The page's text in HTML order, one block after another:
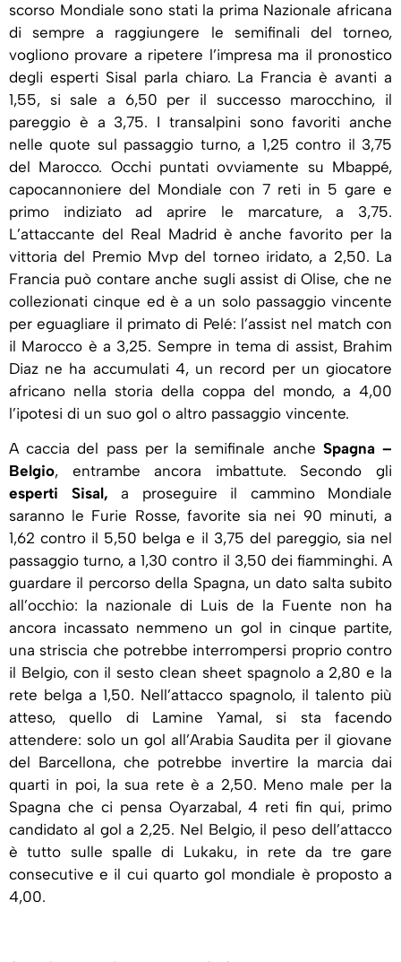
scorso Mondiale sono stati la prima Nazionale africana
di sempre a raggiungere le semifinali del torneo,
vogliono provare a ripetere l’impresa ma il pronostico
degli esperti Sisal parla chiaro. La Francia è avanti a
1,55, si sale a 6,50 per il successo marocchino, il
pareggio è a 3,75. I transalpini sono favoriti anche
nelle quote sul passaggio turno, a 1,25 contro il 3,75
del Marocco. Occhi puntati ovviamente su Mbappé,
capocannoniere del Mondiale con 7 reti in 5 gare e
primo indiziato ad aprire le marcature, a 3,75.
L’attaccante del Real Madrid è anche favorito per la
vittoria del Premio Mvp del torneo iridato, a 2,50. La
Francia può contare anche sugli assist di Olise, che ne
collezionati cinque ed è a un solo passaggio vincente
per eguagliare il primato di Pelé: l’assist nel match con
il Marocco è a 3,25. Sempre in tema di assist, Brahim
Diaz ne ha accumulati 4, un record per un giocatore
africano nella storia della coppa del mondo, a 4,00
l’ipotesi di un suo gol o altro passaggio vincente.
A caccia del pass per la semifinale anche Spagna –
Belgio, entrambe ancora imbattute. Secondo gli
esperti Sisal, a proseguire il cammino Mondiale
saranno le Furie Rosse, favorite sia nei 90 minuti, a
1,62 contro il 5,50 belga e il 3,75 del pareggio, sia nel
passaggio turno, a 1,30 contro il 3,50 dei fiamminghi. A
guardare il percorso della Spagna, un dato salta subito
all’occhio: la nazionale di Luis de la Fuente non ha
ancora incassato nemmeno un gol in cinque partite,
una striscia che potrebbe interrompersi proprio contro
il Belgio, con il sesto clean sheet spagnolo a 2,80 e la
rete belga a 1,50. Nell’attacco spagnolo, il talento più
atteso, quello di Lamine Yamal, si sta facendo
attendere: solo un gol all’Arabia Saudita per il giovane
del Barcellona, che potrebbe invertire la marcia dai
quarti in poi, la sua rete è a 2,50. Meno male per la
Spagna che ci pensa Oyarzabal, 4 reti fin qui, primo
candidato al gol a 2,25. Nel Belgio, il peso dell’attacco
è tutto sulle spalle di Lukaku, in rete da tre gare
consecutive e il cui quarto gol mondiale è proposto a
4,00.